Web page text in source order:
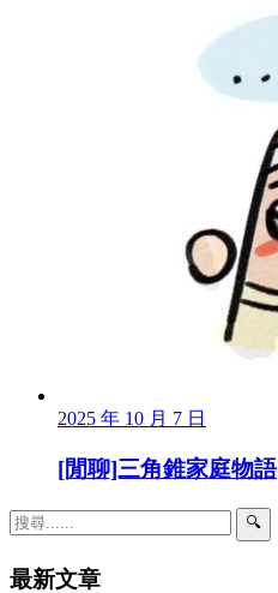
2025 年 10 月 7 日
[閒聊]三角錐家庭物語
🔍
最新文章